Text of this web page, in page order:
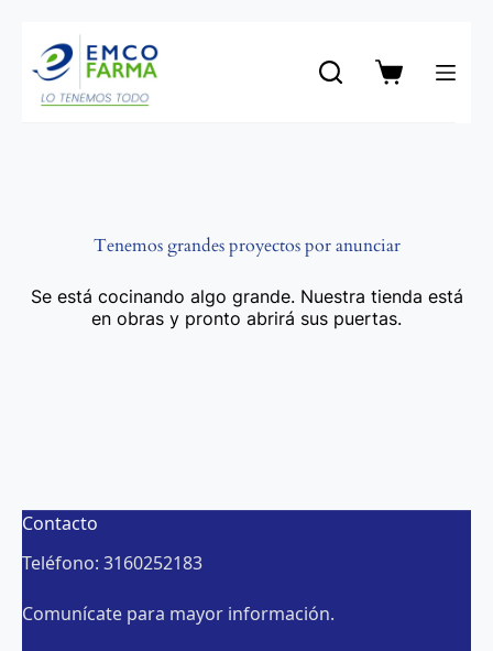
contenido
Carro
Tenemos grandes proyectos por anunciar
Se está cocinando algo grande. Nuestra tienda está
en obras y pronto abrirá sus puertas.
Contacto
Teléfono: 3160252183
Comunícate para mayor información.